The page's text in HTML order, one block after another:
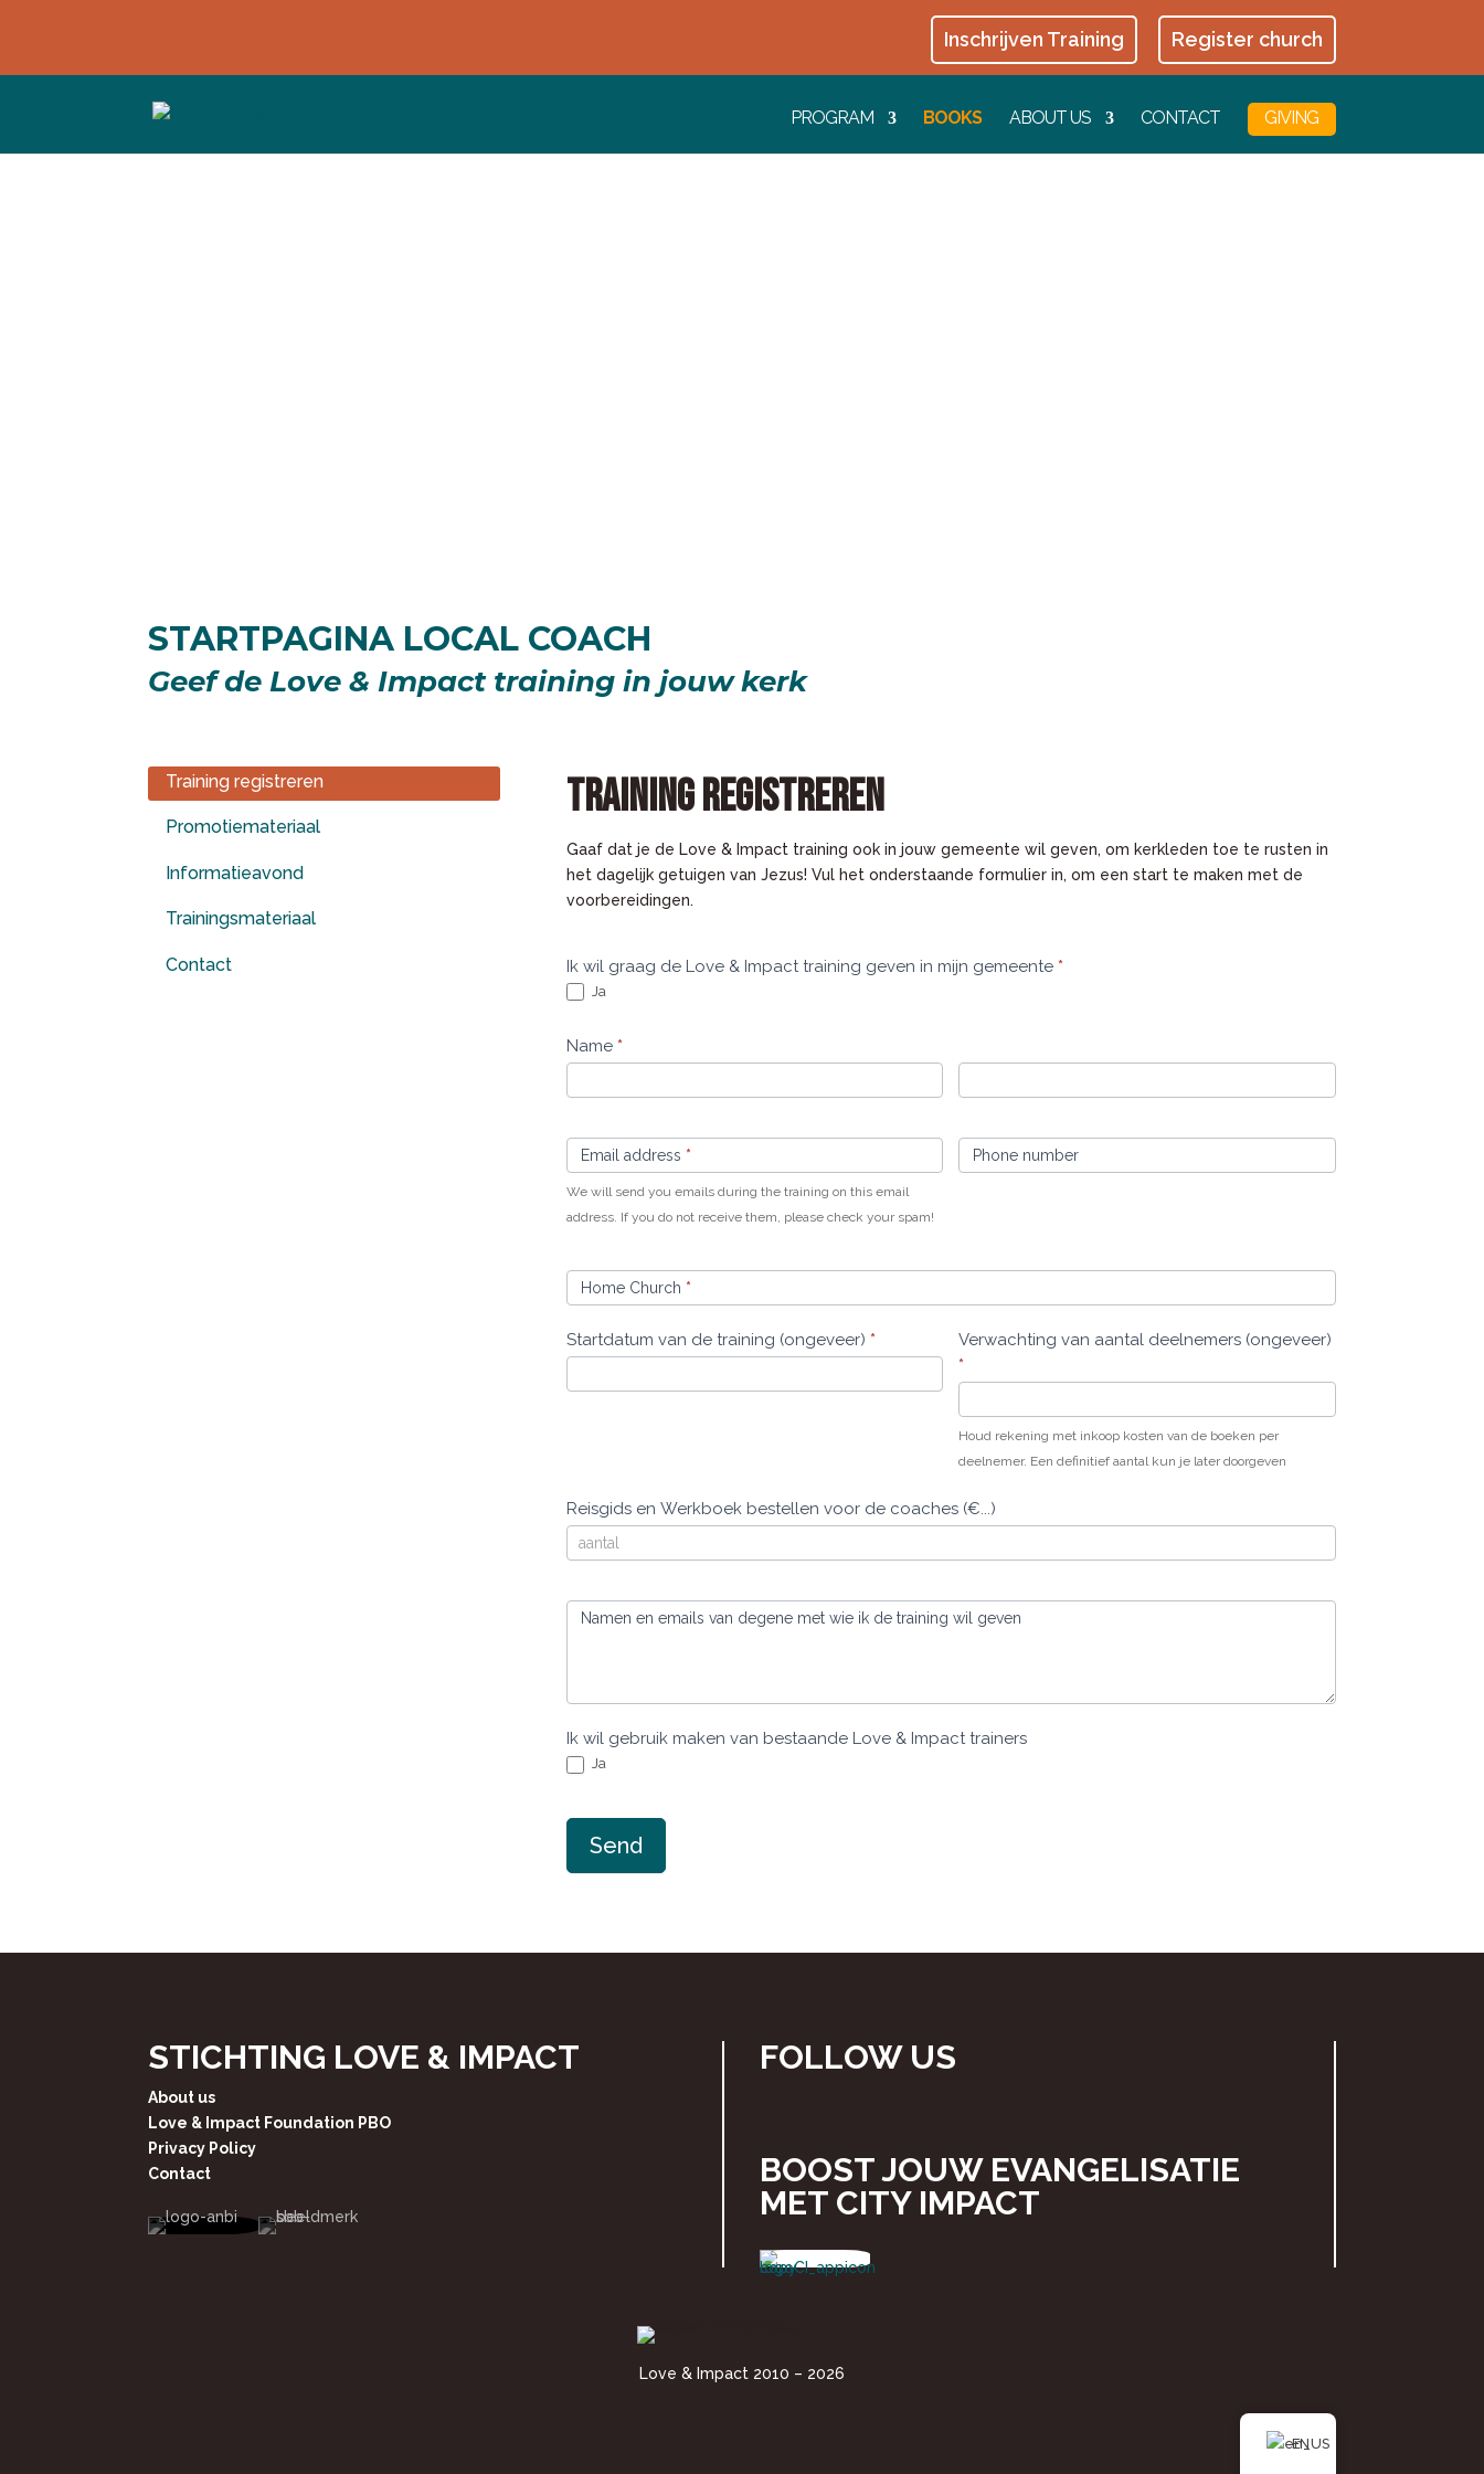
Inschrijven Training Register church
PROGRAM BOOKS ABOUT US CONTACT GIVING
STARTPAGINA LOCAL COACH
Geef de Love & Impact training in jouw kerk
Training registreren
Promotiemateriaal
Informatieavond
Trainingsmateriaal
Contact
TRAINING REGISTREREN
Gaaf dat je de Love & Impact training ook in jouw gemeente wil geven, om kerkleden toe te rusten in
het dagelijk getuigen van Jezus! Vul het onderstaande formulier in, om een start te maken met de
voorbereidingen.
Training
registreren
Ik wil graag de Love & Impact training geven in mijn gemeente *
Ja
Name *
Email address *
We will send you emails during the training on this email
address. If you do not receive them, please check your spam!
Phone number
Home Church *
Startdatum van de training (ongeveer) *
Verwachting van aantal deelnemers (ongeveer)
*
Houd rekening met inkoop kosten van de boeken per
deelnemer. Een definitief aantal kun je later doorgeven
Reisgids en Werkboek bestellen voor de coaches (€...)
Namen en emails van degene met wie ik de training wil geven
Ik wil gebruik maken van bestaande Love & Impact trainers
Ja
Send
STICHTING LOVE & IMPACT
About us
Love & Impact Foundation PBO
Privacy Policy
Contact
FOLLOW US
BOOST JOUW EVANGELISATIE
MET CITY IMPACT
Love & Impact 2010 – 2026
EN